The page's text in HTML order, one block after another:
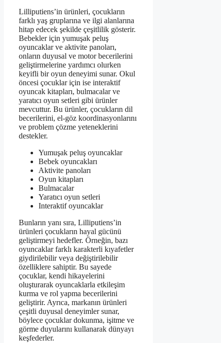
Lilliputiens’in ürünleri, çocukların
farklı yaş gruplarına ve ilgi alanlarına
hitap edecek şekilde çeşitlilik gösterir.
Bebekler için yumuşak peluş
oyuncaklar ve aktivite panoları,
onların duyusal ve motor becerilerini
geliştirmelerine yardımcı olurken
keyifli bir oyun deneyimi sunar. Okul
öncesi çocuklar için ise interaktif
oyuncak kitapları, bulmacalar ve
yaratıcı oyun setleri gibi ürünler
mevcuttur. Bu ürünler, çocukların dil
becerilerini, el-göz koordinasyonlarını
ve problem çözme yeteneklerini
destekler.
Yumuşak peluş oyuncaklar
Bebek oyuncakları
Aktivite panoları
Oyun kitapları
Bulmacalar
Yaratıcı oyun setleri
Interaktif oyuncaklar
Bunların yanı sıra, Lilliputiens’in
ürünleri çocukların hayal gücünü
geliştirmeyi hedefler. Örneğin, bazı
oyuncaklar farklı karakterli kıyafetler
giydirilebilir veya değiştirilebilir
özelliklere sahiptir. Bu sayede
çocuklar, kendi hikayelerini
oluşturarak oyuncaklarla etkileşim
kurma ve rol yapma becerilerini
geliştirir. Ayrıca, markanın ürünleri
çeşitli duyusal deneyimler sunar,
böylece çocuklar dokunma, işitme ve
görme duyularını kullanarak dünyayı
keşfederler.